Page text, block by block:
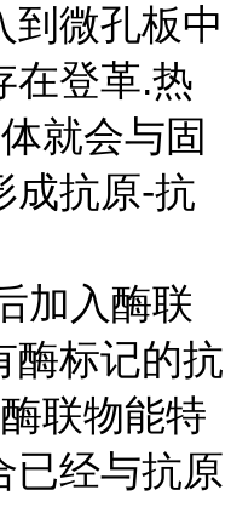
到微孔板中
在登革.热
就会与固
成抗原-抗
加入酶联
酶标记的抗
联物能特
已经与抗原